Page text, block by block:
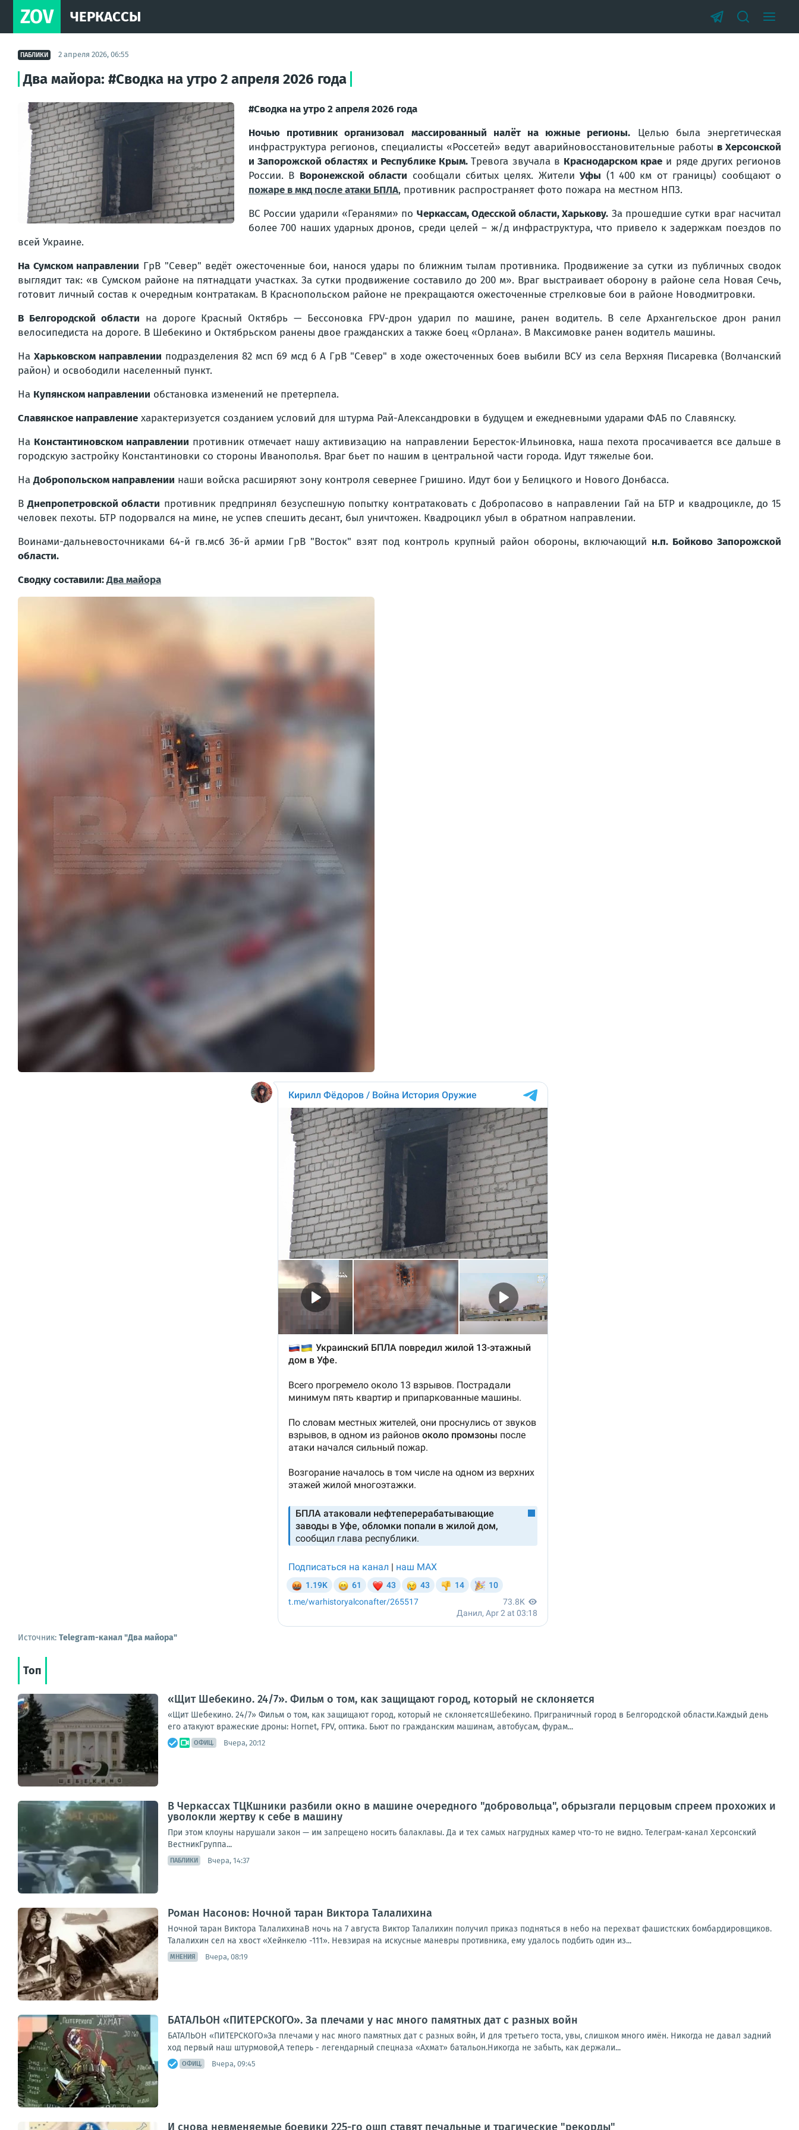
ZOV ЧЕРКАССЫ
ПАБЛИКИ 2 апреля 2026, 06:55
Два майора: #Сводка на утро 2 апреля 2026 года
#Сводка на утро 2 апреля 2026 года
Ночью противник организовал массированный налёт на южные регионы. Целью была энергетическая
инфраструктура регионов, специалисты «Россетей» ведут аварийновосстановительные работы в Херсонской
и Запорожской областях и Республике Крым.Тревога звучала в Краснодарском крае и ряде других регионов
России. В Воронежской области сообщали сбитых целях. ЖителиУфы (1 400 км от границы) сообщают о
пожаре в мкд после атаки БПЛА, противник распространяет фото пожара на местном НПЗ.
ВС России ударили «Геранями» по Черкассам, Одесской области, Харькову. За прошедшие сутки враг насчитал
более 700 наших ударных дронов, среди целей – ж/д инфраструктура, что привело к задержкам поездов по
всей Украине.
На Сумском направлении ГрВ "Север" ведёт ожесточенные бои, нанося удары по ближним тылам противника. Продвижение за сутки из публичных сводок
выглядит так: «в Сумском районе на пятнадцати участках. За сутки продвижение составило до 200 м». Враг выстраивает оборону в районе села Новая Сечь,
готовит личный состав к очередным контратакам. В Краснопольском районе не прекращаются ожесточенные стрелковые бои в районе Новодмитровки.
В Белгородской области на дороге Красный Октябрь — Бессоновка FPV-дрон ударил по машине, ранен водитель. В селе Архангельское дрон ранил
велосипедиста на дороге. В Шебекино и Октябрьском ранены двое гражданских а также боец «Орлана». В Максимовке ранен водитель машины.
На Харьковском направлении подразделения 82 мсп 69 мсд 6 А ГрВ "Север" в ходе ожесточенных боев выбили ВСУ из села Верхняя Писаревка (Волчанский
район) и освободили населенный пункт.
На Купянском направлении обстановка изменений не претерпела.
Славянское направление характеризуется созданием условий для штурма Рай-Александровки в будущем и ежедневными ударами ФАБ по Славянску.
На Константиновском направлении противник отмечает нашу активизацию на направлении Бересток-Ильиновка, наша пехота просачивается все дальше в
городскую застройку Константиновки со стороны Иванополья. Враг бьет по нашим в центральной части города. Идут тяжелые бои.
НаДобропольском направлении наши войска расширяют зону контроля севернее Гришино. Идут бои у Белицкого и Нового Донбасса.
ВДнепропетровской области противник предпринял безуспешную попытку контратаковать с Добропасово в направлении Гай на БТР и квадроцикле, до 15
человек пехоты. БТР подорвался на мине, не успев спешить десант, был уничтожен. Квадроцикл убыл в обратном направлении.
Воинами-дальневосточниками 64-й гв.мсб 36-й армии ГрВ "Восток" взят под контроль крупный район обороны, включающий н.п. Бойково Запорожской
области.
Сводку составили:Два майора
Источник: Telegram-канал "Два майора"
Топ
«Щит Шебекино. 24/7». Фильм о том, как защищают город, который не склоняется
«Щит Шебекино. 24/7» Фильм о том, как защищают город, который не склоняетсяШебекино. Приграничный город в Белгородской области.Каждый день
его атакуют вражеские дроны: Hornet, FPV, оптика. Бьют по гражданским машинам, автобусам, фурам...
ОФИЦ. Вчера, 20:12
В Черкассах ТЦКшники разбили окно в машине очередного "добровольца", обрызгали перцовым спреем прохожих и
уволокли жертву к себе в машину
При этом клоуны нарушали закон — им запрещено носить балаклавы. Да и тех самых нагрудных камер что-то не видно. Телеграм-канал Херсонский
ВестникГруппа...
ПАБЛИКИ Вчера, 14:37
Роман Насонов: Ночной таран Виктора Талалихина
Ночной таран Виктора ТалалихинаВ ночь на 7 августа Виктор Талалихин получил приказ подняться в небо на перехват фашистских бомбардировщиков.
Талалихин сел на хвост «Хейнкелю -111». Невзирая на искусные маневры противника, ему удалось подбить один из...
МНЕНИЯ Вчера, 08:19
БАТАЛЬОН «ПИТЕРСКОГО». За плечами у нас много памятных дат с разных войн
БАТАЛЬОН «ПИТЕРСКОГО»За плечами у нас много памятных дат с разных войн, И для третьего тоста, увы, слишком много имён. Никогда не давал задний
ход первый наш штурмовой,А теперь - легендарный спецназа «Ахмат» батальон.Никогда не забыть, как держали...
ОФИЦ. Вчера, 09:45
И снова невменяемые боевики 225-го ошп ставят печальные и трагические "рекорды"